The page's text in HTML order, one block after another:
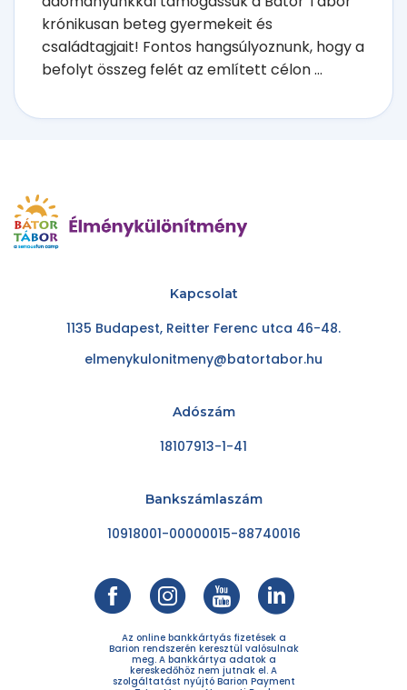
krónikusan beteg gyermekeit és
családtagjait! Fontos hangsúlyoznunk, hogy a
befolyt összeg felét az említett célon ...
Kapcsolat
1135 Budapest, Reitter Ferenc utca 46-48.
elmenykulonitmeny@batortabor.hu
Adószám
18107913-1-41
Bankszámlaszám
10918001-00000015-88740016
Az online bankkártyás fizetések a
Barion rendszerén keresztül valósulnak
meg. A bankkártya adatok a
kereskedőhöz nem jutnak el. A
szolgáltatást nyújtó Barion Payment